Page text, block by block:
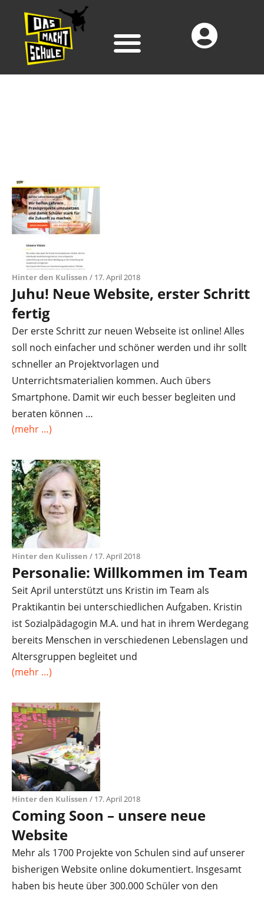
Hinter den Kulissen / 17. April 2018
Juhu! Neue Website, erster Schritt
fertig
Der erste Schritt zur neuen Webseite ist online! Alles
soll noch einfacher und schöner werden und ihr sollt
schneller an Projektvorlagen und
Unterrichtsmaterialien kommen. Auch übers
Smartphone. Damit wir euch besser begleiten und
beraten können …
(mehr …)
Hinter den Kulissen / 17. April 2018
Personalie: Willkommen im Team
Seit April unterstützt uns Kristin im Team als
Praktikantin bei unterschiedlichen Aufgaben. Kristin
ist Sozialpädagogin M.A. und hat in ihrem Werdegang
bereits Menschen in verschiedenen Lebenslagen und
Altersgruppen begleitet und
(mehr …)
Hinter den Kulissen / 17. April 2018
Coming Soon – unsere neue
Website
Mehr als 1700 Projekte von Schulen sind auf unserer
bisherigen Website online dokumentiert. Insgesamt
haben bis heute über 300.000 Schüler von den